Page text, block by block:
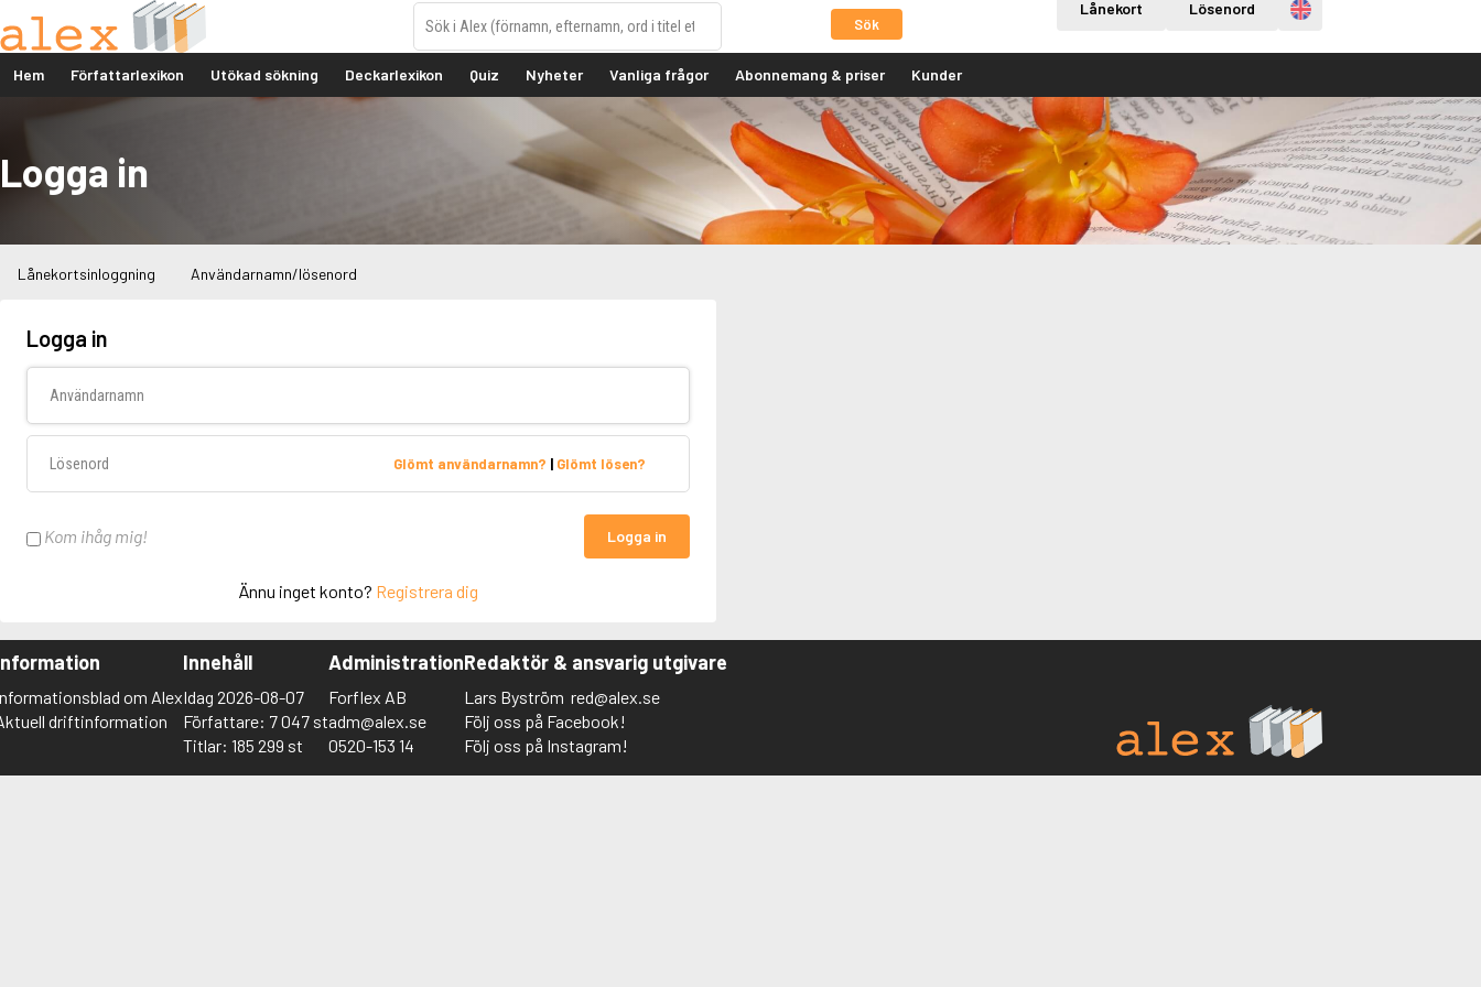
Sök
Lånekort Lösenord Engelska
Hem Författarlexikon Utökad sökning Deckarlexikon Quiz Nyheter Vanliga frågor Abonnemang & priser Kunder
Logga in
Lånekortsinloggning Användarnamn/lösenord
Logga in
Glömt användarnamn? | Glömt lösen?
Kom ihåg mig! Logga in
Ännu inget konto? Registrera dig
om Alex
driftinformation
Innehåll
Idag 2026-08-07
Författare: 7 047 st
Titlar: 185 299 st
Administration
Forflex AB
adm@alex.se
0520-153 14
Redaktör & ansvarig utgivare
Lars Byström red@alex.se
Följ oss på Facebook!
Följ oss på Instagram!